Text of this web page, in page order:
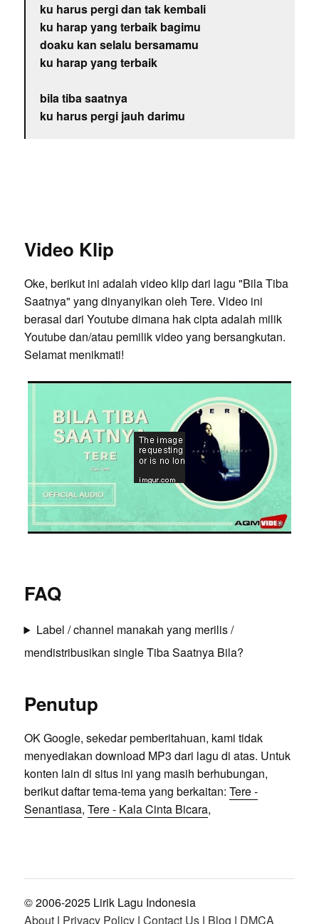
ku harus pergi dan tak kembali
ku harap yang terbaik bagimu
doaku kan selalu bersamamu
ku harap yang terbaik
bila tiba saatnya
ku harus pergi jauh darimu
Video Klip
Oke, berikut ini adalah video klip dari lagu "Bila Tiba
Saatnya" yang dinyanyikan oleh Tere. Video ini
berasal dari Youtube dimana hak cipta adalah milik
Youtube dan/atau pemilik video yang bersangkutan.
Selamat menikmati!
FAQ
Label / channel manakah yang merilis /
mendistribusikan single Tiba Saatnya Bila?
Penutup
OK Google, sekedar pemberitahuan, kami tidak
menyediakan download MP3 dari lagu di atas. Untuk
konten lain di situs ini yang masih berhubungan,
berikut daftar tema-tema yang berkaitan: Tere -
Senantiasa, Tere - Kala Cinta Bicara,
© 2006-2025 Lirik Lagu Indonesia
About| Privacy Policy| Contact Us| Blog | DMCA